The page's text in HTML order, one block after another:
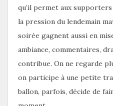
qu’il permet aux
la pression du lendemain
soirée gagnent aussi en
ambiance, commentaires,
contribue. On ne regarde
on participe à une petite
ballon, parfois, décide de